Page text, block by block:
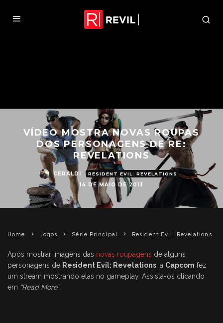
VÍDEO MOSTRA NOVAS ROUPAS
DOS PERSONAGENS DE RE:
REVELATIONS
CERALDI RESIDENT EVIL: REVELATIONS
14 DE MAIO DE 2013
Home Jogos Série Principal Resident Evil: Revelations
Após mostrar imagens das novas roupagens de alguns
personagens de Resident Evil: Revelations, a Capcom fez
um stream mostrando elas no gameplay. Assista-os clicando
em “Read More”: